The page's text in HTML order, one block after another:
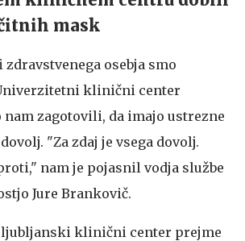
mask
osebja smo
klinični center
zagotovili, da imajo ustrezne
"Za zdaj je vsega dovolj.
nam je pojasnil vodja službe
Jure Brankovič.
ljubljanski klinični center prejme